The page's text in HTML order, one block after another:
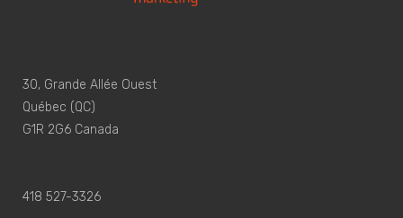
30, Grande Allée Ouest
Québec (QC)
G1R 2G6 Canada
418 527-3326